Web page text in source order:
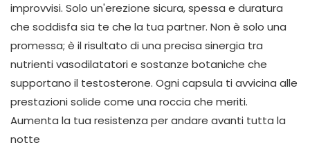
improvvisi. Solo un'erezione sicura, spessa e duratura
che soddisfa sia te che la tua partner. Non è solo una
promessa; è il risultato di una precisa sinergia tra
nutrienti vasodilatatori e sostanze botaniche che
supportano il testosterone. Ogni capsula ti avvicina alle
prestazioni solide come una roccia che meriti.
Aumenta la tua resistenza per andare avanti tutta la
notte